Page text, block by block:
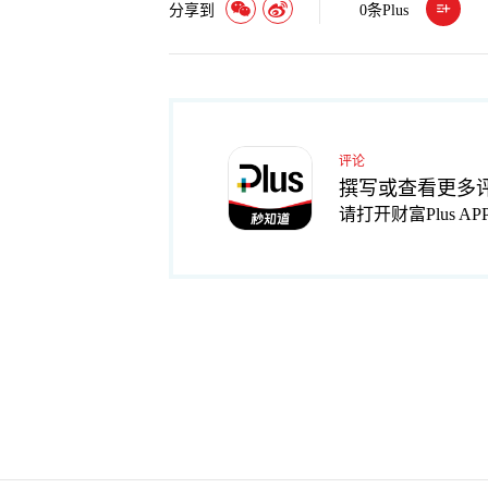
分享到 0条Plus
评论
撰写或查看更多
请打开财富Plus